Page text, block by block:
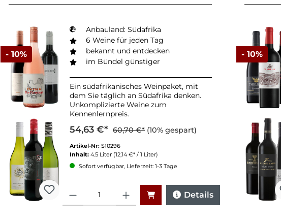
- 10%
Anbauland: Südafrika
6 Weine für jeden Tag
bekannt und entdecken
im Bündel günstiger
Ein südafrikanisches Weinpaket, mit
dem Sie täglich an Südafrika denken.
Unkomplizierte Weine zum
Kennenlernpreis.
54,63 €* 60,70 €* (10% gespart)
Artikel-Nr: S10296
Inhalt: 4.5 Liter (12,14 €* / 1 Liter)
Sofort verfügbar, Lieferzeit: 1-3 Tage
Details
- 10%